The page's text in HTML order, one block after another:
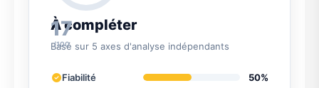
17
/100
À compléter
Basé sur 5 axes d'analyse indépendants
Fiabilité
50%